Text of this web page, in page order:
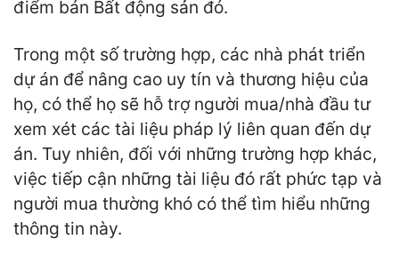
điểm bán Bất động sản đó.
Trong một số trường hợp, các nhà phát triển
dự án để nâng cao uy tín và thương hiệu của
họ, có thể họ sẽ hỗ trợ người mua/nhà đầu tư
xem xét các tài liệu pháp lý liên quan đến dự
án. Tuy nhiên, đối với những trường hợp khác,
việc tiếp cận những tài liệu đó rất phức tạp và
người mua thường khó có thể tìm hiểu những
thông tin này.